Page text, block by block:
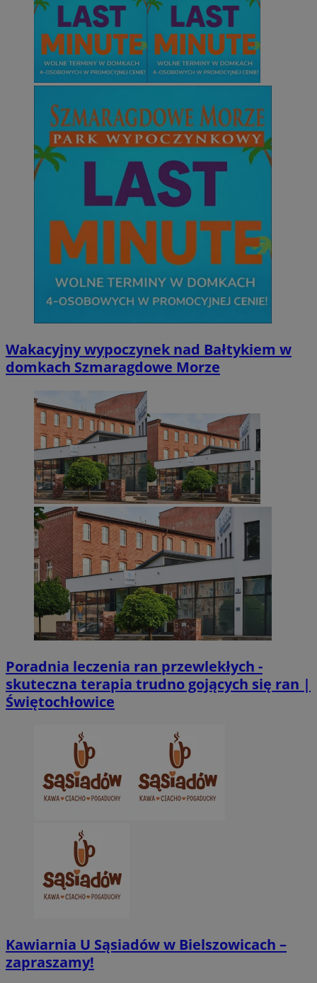
Wakacyjny wypoczynek nad Bałtykiem w
domkach Szmaragdowe Morze
Poradnia leczenia ran przewlekłych -
skuteczna terapia trudno gojących się ran |
Świętochłowice
Kawiarnia U Sąsiadów w Bielszowicach –
zapraszamy!